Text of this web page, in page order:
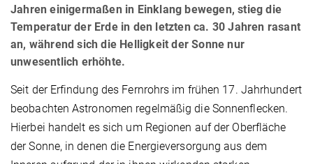
Jahren einigermaßen in Einklang bewegen, stieg die
Temperatur der Erde in den letzten ca. 30 Jahren rasant
an, während sich die Helligkeit der Sonne nur
unwesentlich erhöhte.
Seit der Erfindung des Fernrohrs im frühen 17. Jahrhundert
beobachten Astronomen regelmäßig die Sonnenflecken.
Hierbei handelt es sich um Regionen auf der Oberfläche
der Sonne, in denen die Energieversorgung aus dem